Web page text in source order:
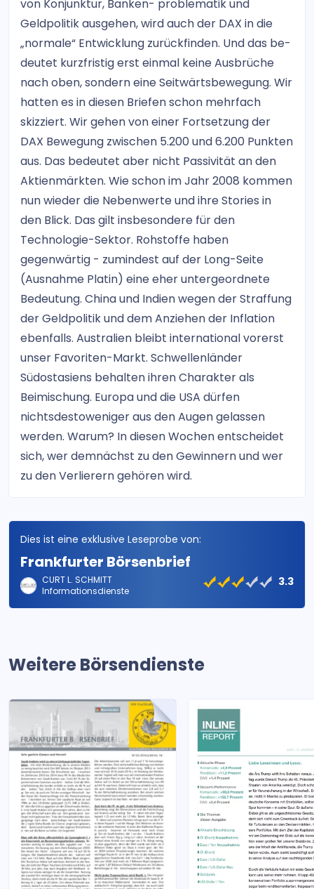
von Konjunktur, Banken- problematik und
Geldpolitik ausgehen, wird auch der DAX in die
„normale“ Entwicklung zurückfinden. Und das be-
deutet kurzfristig erst einmal keine Ausbrüche
nach oben, sondern eine Seitwärtsbewegung. Wir
hatten es in diesen Briefen schon mehrfach
skizziert. Wir gehen von einer Fortsetzung der
DAX Bewegung zwischen 5.200 und 6.200 Punkten
aus. Das bedeutet aber nicht Passivität an den
Aktienmärkten. Wie schon im Jahr 2008 kommen
nun wieder die Nebenwerte und ihre Stories in
den Blick. Das gilt insbesondere für den
Technologie-Sektor. Rohstoffe haben
gegenwärtig - zumindest auf der Long-Seite
(Ausnahme Platin) eine eher untergeordnete
Bedeutung. China und Indien wegen der Straffung
der Geldpolitik und dem Anziehen der Inflation
ebenfalls. Australien bleibt international vorerst
unser Favoriten-Markt. Schwellenländer
Südostasiens behalten ihren Charakter als
Beimischung. Europa und die USA dürfen
nichtsdestoweniger aus den Augen gelassen
werden. Warum? In diesen Wochen entscheidet
sich, wer demnächst zu den Gewinnern und wer
zu den Verlierern gehören wird.
Dies ist eine exklusive Leseprobe von:
Frankfurter Börsenbrief
CURT L. SCHMITT
Informationsdienste
3.3
Weitere Börsendienste